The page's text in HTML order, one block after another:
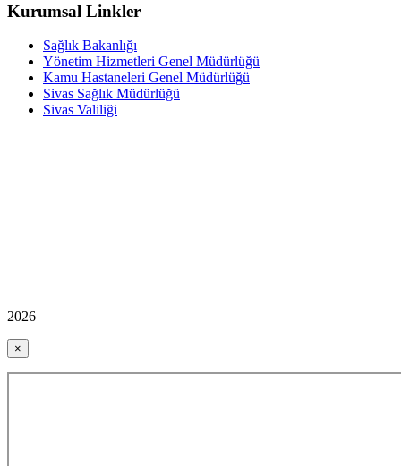
Kurumsal Linkler
Sağlık Bakanlığı
Yönetim Hizmetleri Genel Müdürlüğü
Kamu Hastaneleri Genel Müdürlüğü
Sivas Sağlık Müdürlüğü
Sivas Valiliği
2026
×